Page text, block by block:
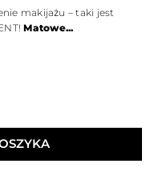
makijażu – taki jest
Matowe...